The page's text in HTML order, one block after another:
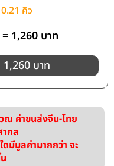
0.21 คิว
= 1,260 บาท
บาท
ณ ค่าขนส่งจีน-ไทย
กล
มีมูลค่ามากกว่า จะ